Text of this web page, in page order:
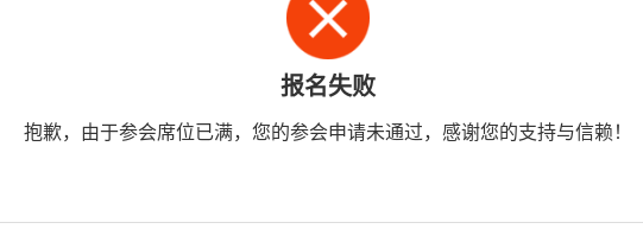
报名失败
抱歉，由于参会席位已满，您的参会申请未通过，感谢您的支持与信赖！